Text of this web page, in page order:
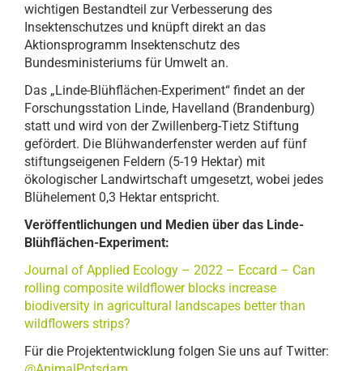
wichtigen Bestandteil zur Verbesserung des
Insektenschutzes und knüpft direkt an das
Aktionsprogramm Insektenschutz des
Bundesministeriums für Umwelt an.
Das „Linde-Blühflächen-Experiment“ findet an der
Forschungsstation Linde, Havelland (Brandenburg)
statt und wird von der Zwillenberg-Tietz Stiftung
gefördert. Die Blühwanderfenster werden auf fünf
stiftungseigenen Feldern (5-19 Hektar) mit
ökologischer Landwirtschaft umgesetzt, wobei jedes
Blühelement 0,3 Hektar entspricht.
Veröffentlichungen und Medien über das Linde-
Blühflächen-Experiment:
Journal of Applied Ecology – 2022 – Eccard – Can
rolling composite wildflower blocks increase
biodiversity in agricultural landscapes better than
wildflowers strips?
Für die Projektentwicklung folgen Sie uns auf Twitter: